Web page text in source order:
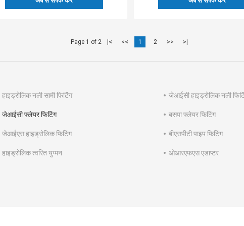
Page 1 of 2 |< << 1 2 >> >|
हाइड्रोलिक नली सामी फिटिंग जेआईसी हाइड्रोलिक नली
जेआईसी फ्लेयर फिटिंग बसपा फ्लेयर फिटिंग
जेआईएस हाइड्रोलिक फिटिंग बीएसपीटी पाइप फिटिंग
हाइड्रोलिक त्वरित युग्मन ओआरएफएस एडाप्टर